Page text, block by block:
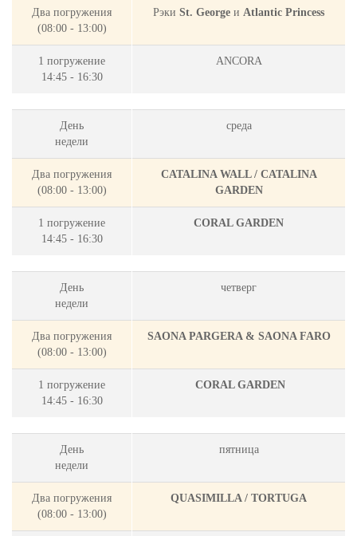
Два погружения
(08:00 - 13:00)
Рэки St. George и Atlantic Princess
1 погружение
14:45 - 16:30
ANCORA
День
недели
среда
Два погружения
(08:00 - 13:00)
CATALINA WALL / CATALINA
GARDEN
1 погружение
14:45 - 16:30
CORAL GARDEN
День
недели
четверг
Два погружения
(08:00 - 13:00)
SAONA PARGERA & SAONA FARO
1 погружение
14:45 - 16:30
CORAL GARDEN
День
недели
пятница
Два погружения
(08:00 - 13:00)
QUASIMILLA / TORTUGA